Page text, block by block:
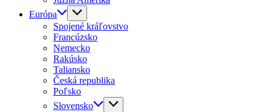
Európa
Spojené kráľovstvo
Francúzsko
Nemecko
Rakúsko
Taliansko
Česká republika
Poľsko
Slovensko